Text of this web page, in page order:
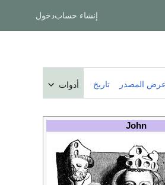
إنشاء حسابدخول
عرض المصدر تاريخ أدوات
John